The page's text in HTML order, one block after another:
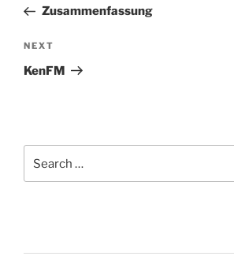
PostZusammenfassung
Next
Post
NEXT
KenFM
for: